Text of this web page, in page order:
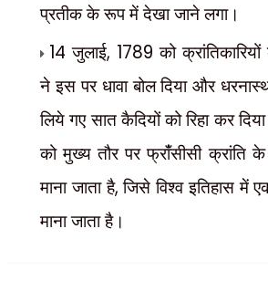
प्रतीक के रूप में देखा जाने लगा।
14 जुलाई, 1789 को
ने इस पर धावा बोल दिया और
लिये गए सात कैदियों को रिहा कर
को मुख्य तौर पर फ्रांँसीसी
माना जाता है,जिसे विश्व इतिहास में
माना जाता है।